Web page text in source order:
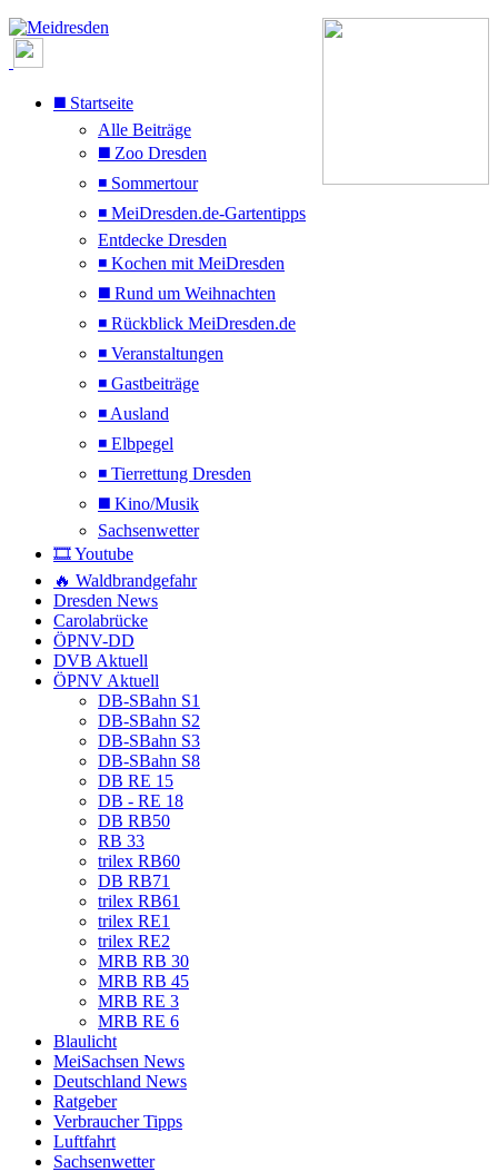
◼️ Startseite
Alle Beiträge
◼️ Zoo Dresden
◾ Sommertour
◾ MeiDresden.de-Gartentipps
Entdecke Dresden
◾ Kochen mit MeiDresden
◼️ Rund um Weihnachten
◾ Rückblick MeiDresden.de
◾ Veranstaltungen
◾ Gastbeiträge
◾ Ausland
◾ Elbpegel
◾ Tierrettung Dresden
◼️ Kino/Musik
Sachsenwetter
🎞️ Youtube
🔥 Waldbrandgefahr
Dresden News
Carolabrücke
ÖPNV-DD
DVB Aktuell
ÖPNV Aktuell
DB-SBahn S1
DB-SBahn S2
DB-SBahn S3
DB-SBahn S8
DB RE 15
DB - RE 18
DB RB50
RB 33
trilex RB60
DB RB71
trilex RB61
trilex RE1
trilex RE2
MRB RB 30
MRB RB 45
MRB RE 3
MRB RE 6
Blaulicht
MeiSachsen News
Deutschland News
Ratgeber
Verbraucher Tipps
Luftfahrt
Sachsenwetter